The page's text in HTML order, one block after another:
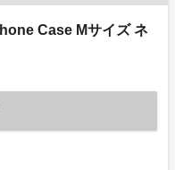
Case Mサイズ ネ